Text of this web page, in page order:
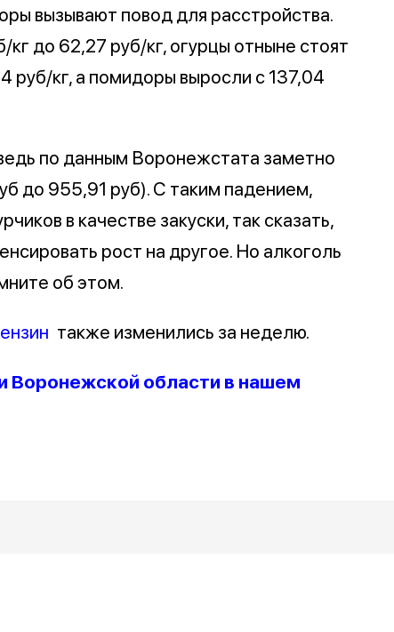
вызывают повод для расстройства.
до 62,27 руб/кг, огурцы отныне стоят
руб/кг, а помидоры выросли с 137,04
по данным Воронежстата заметно
до 955,91 руб). С таким падением,
в качестве закуски, так сказать,
рост на другое. Но алкоголь
об этом.
также изменились за неделю.
Воронежской области в нашем